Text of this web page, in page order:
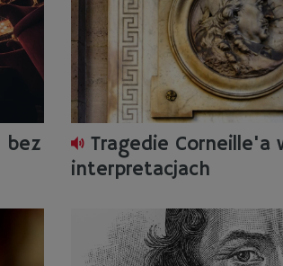
bez
Tragedie Corneille'a
interpretacjach